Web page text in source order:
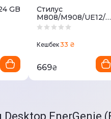
GB
Стилус
M808/M908/UE12/UE
12Plus
Кешбек33 ₴
669₴
EnerGenie